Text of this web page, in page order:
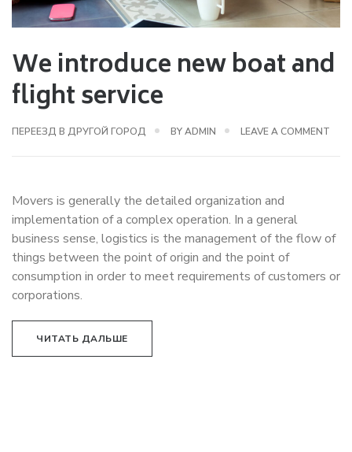
We introduce new boat and
flight service
ПЕРЕЕЗД В ДРУГОЙ ГОРОД BYADMIN LEAVE A COMMENT
Movers is generally the detailed organization and
implementation of a complex operation. In a general
business sense, logistics is the management of the flow of
things between the point of origin and the point of
consumption in order to meet requirements of customers or
corporations.
ЧИТАТЬ ДАЛЬШЕ